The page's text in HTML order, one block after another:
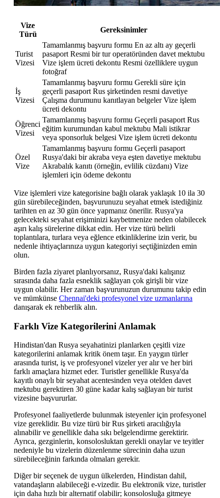
Vize
Türü
Gereksinimler
Turist
Vizesi
Tamamlanmış başvuru formu En az altı ay geçerli
pasaport Resmi bir tur operatöründen davet mektubu
Vize işlem ücreti dekontu Resmi özelliklere uygun
fotoğraf
İş
Vizesi
Tamamlanmış başvuru formu Gerekli süre için
geçerli pasaport Rus şirketinden resmi davetiye
Çalışma durumunu kanıtlayan belgeler Vize işlem
ücreti dekontu
Öğrenci
Vizesi
Tamamlanmış başvuru formu Geçerli pasaport Rus
eğitim kurumundan kabul mektubu Mali istikrar
veya sponsorluk belgesi Vize işlem ücreti dekontu
Özel
Vize
Tamamlanmış başvuru formu Geçerli pasaport
Rusya'daki bir akraba veya eşten davetiye mektubu
Akrabalık kanıtı (örneğin, evlilik cüzdanı) Vize
işlemleri için ödeme dekontu
Vize işlemleri vize kategorisine bağlı olarak yaklaşık 10 ila 30
gün sürebileceğinden, başvurunuzu seyahat etmek istediğiniz
tarihten en az 30 gün önce yapmanız önerilir. Rusya'ya
gelecekteki seyahat erişiminizi kaybetmenize neden olabilecek
aşırı kalış sürelerine dikkat edin. Her vize türü belirli
toplantılara, turlara veya eğlence etkinliklerine izin verir, bu
nedenle ihtiyaçlarınıza uygun kategoriyi seçtiğinizden emin
olun.
Birden fazla ziyaret planlıyorsanız, Rusya'daki kalışınız
sırasında daha fazla esneklik sağlayan çok girişli bir vize
uygun olabilir. Her zaman başvurunuzun durumunu takip edin
ve mümkünse Chennai'deki profesyonel vize uzmanlarına
danışarak ek rehberlik alın.
Farklı Vize Kategorilerini Anlamak
Hindistan'dan Rusya seyahatinizi planlarken çeşitli vize
kategorilerini anlamak kritik önem taşır. En yaygın türler
arasında turist, iş ve profesyonel vizeler yer alır ve her biri
farklı amaçlara hizmet eder. Turistler genellikle Rusya'da
kayıtlı onaylı bir seyahat acentesinden veya otelden davet
mektubu gerektiren 30 güne kadar kalış sağlayan bir turist
vizesine başvururlar.
Profesyonel faaliyetlerde bulunmak isteyenler için profesyonel
vize gereklidir. Bu vize türü bir Rus şirketi aracılığıyla
alınabilir ve genellikle daha sıkı belgelendirme gerektirir.
Ayrıca, gezginlerin, konsolosluktan gerekli onaylar ve teyitler
nedeniyle bu vizelerin düzenlenme sürecinin daha uzun
sürebileceğinin farkında olmaları gerekir.
Diğer bir seçenek de uygun ülkelerden, Hindistan dahil,
vatandaşların alabileceği e-vizedir. Bu elektronik vize, turistler
için daha hızlı bir alternatif olabilir; konsolosluğa gitmeye